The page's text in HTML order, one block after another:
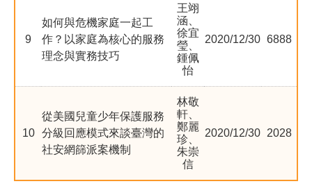
9
如何與危機家庭一起工
作？以家庭為核心的服務
理念與實務技巧
王翊
涵、
徐宜
瑩、
鍾佩
怡
2020/12/30 6888
10
從美國兒童少年保護服務
分級回應模式來談臺灣的
社安網篩派案機制
林敬
軒、
鄭麗
珍、
朱崇
信
2020/12/30 2028